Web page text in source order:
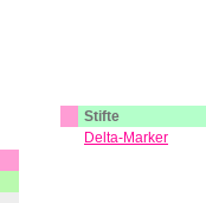
Stifte
Delta-Marker